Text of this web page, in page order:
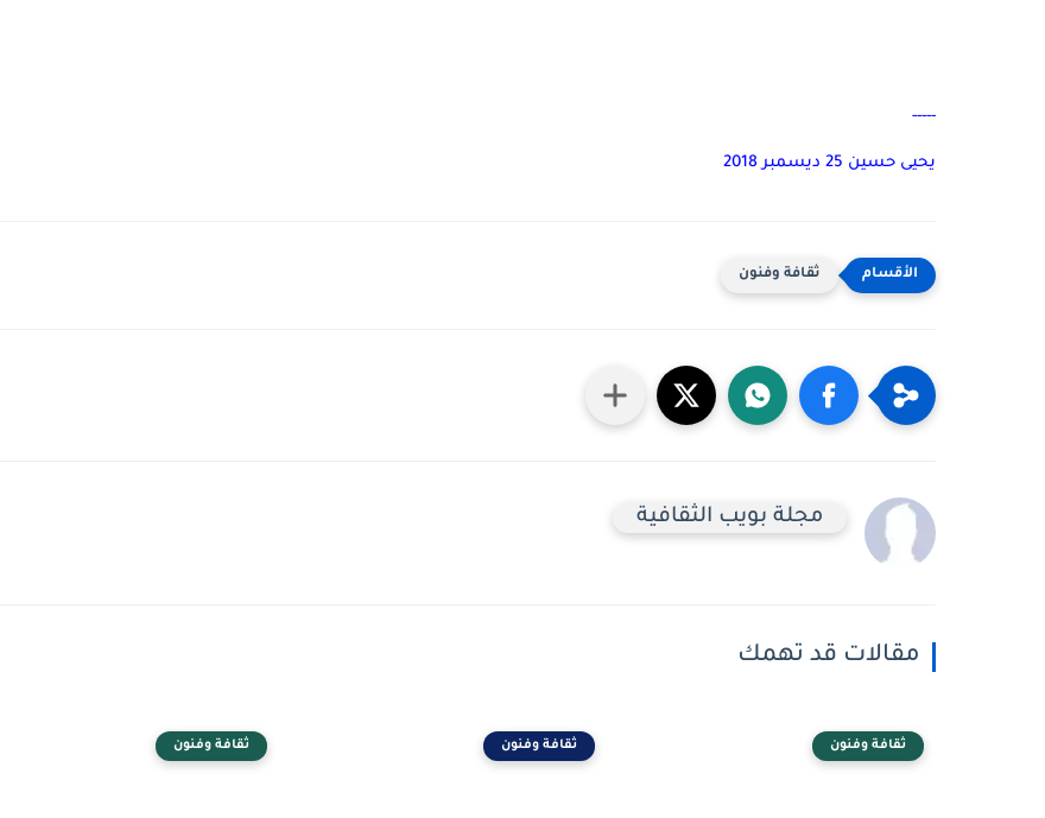
-----
يحيى حسين 25 ديسمبر 2018
ثقافة وفنون
مجلة بويب الثقافية
مقالات قد تهمك
ثقافة وفنون ثقافة وفنون ثقافة وفنون